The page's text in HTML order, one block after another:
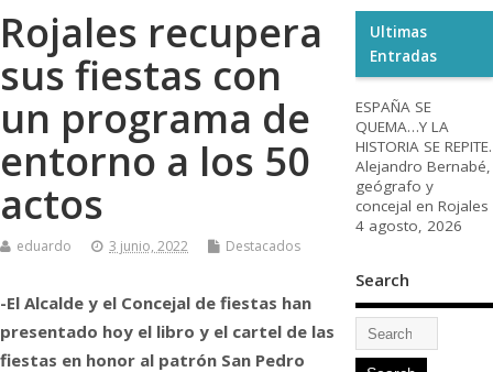
Rojales recupera
sus fiestas con
un programa de
entorno a los 50
actos
eduardo 3 junio, 2022 Destacados
-El Alcalde y el Concejal de fiestas han
presentado hoy el libro y el cartel de las
fiestas en honor al patrón San Pedro
Ultimas
Entradas
ESPAÑA SE
QUEMA…Y LA
HISTORIA SE REPITE.
Alejandro Bernabé,
geógrafo y
concejal en Rojales
4 agosto, 2026
Search